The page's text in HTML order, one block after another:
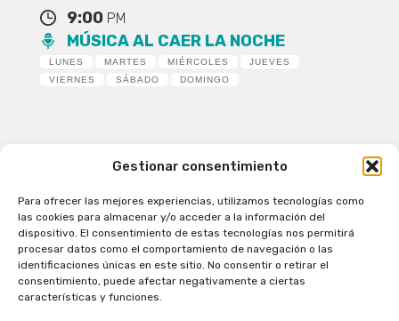
Gestionar consentimiento
Para ofrecer las mejores experiencias, utilizamos tecnologías como
las cookies para almacenar y/o acceder a la información del
dispositivo. El consentimiento de estas tecnologías nos permitirá
procesar datos como el comportamiento de navegación o las
identificaciones únicas en este sitio. No consentir o retirar el
consentimiento, puede afectar negativamente a ciertas
características y funciones.
9:00 PM
MÚSICA AL CAER LA NOCHE
LUNES MARTES MIÉRCOLES
JUEVES
VIERNES
SÁBADO DOMINGO
Patagual Radio Digital 2026 - Todos los derechos
reservados
la Radio de Verdad
Cobertura
Programación